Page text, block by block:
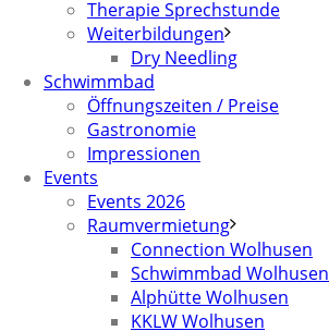
Therapie Sprechstunde
Weiterbildungen
Dry Needling
Schwimmbad
Öffnungszeiten / Preise
Gastronomie
Impressionen
Events
Events 2026
Raumvermietung
Connection Wolhusen
Schwimmbad Wolhusen
Alphütte Wolhusen
KKLW Wolhusen